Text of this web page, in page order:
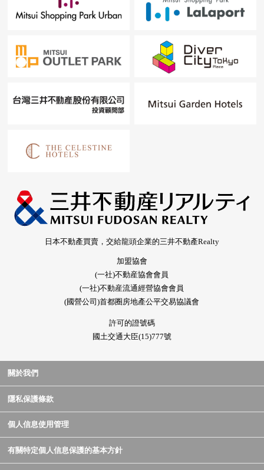
日本不動產買賣，交給龍頭企業的三井不動產Realty
加盟協會
(一社)不動産協會會員
(一社)不動産流通經營協會會員
(國營公司)首都圈房地產公平交易協議會
許可的證號碼
國土交通大臣(15)777號
關於我們
隱私保護條款
個人信息使用管理
有關特定個人信息保護的基本方針